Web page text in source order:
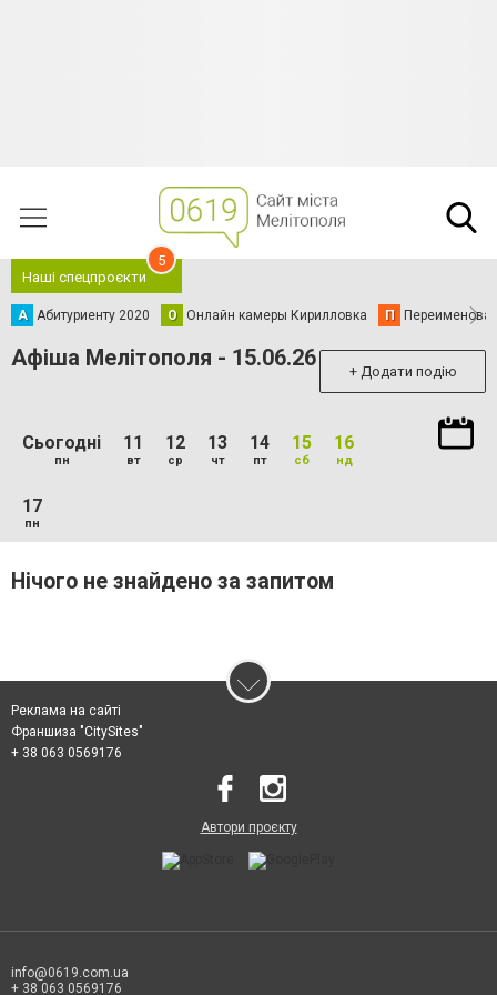
Наші спецпроєкти
5
А Абитуриенту 2020 О Онлайн камеры Кирилловка П
Афіша Мелітополя - 15.06.26 + Додати подію
Сьогодні
пн
11
вт
12
ср
13
чт
14
пт
15
сб
16
нд
17
пн
Нічого не знайдено за запитом
Реклама на сайті
Франшиза "CitySites"
+ 38 063 0569176
Автори проєкту
info@0619.com.ua
+ 38 063 0569176